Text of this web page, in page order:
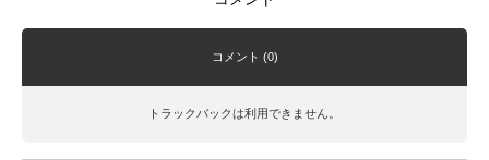
コメント (0)
トラックバックは利用できません。